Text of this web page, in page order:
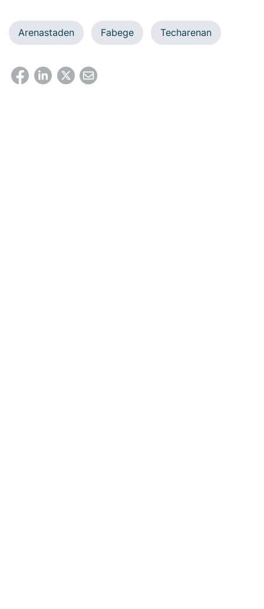
Arenastaden Fabege Techarenan